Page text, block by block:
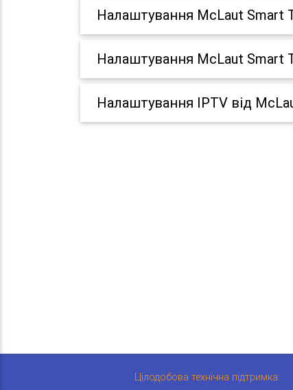
Налаштування McLaut Smart
Налаштування McLaut Smart
Налаштування IPTV від
Цілодобова технічна підтримка: